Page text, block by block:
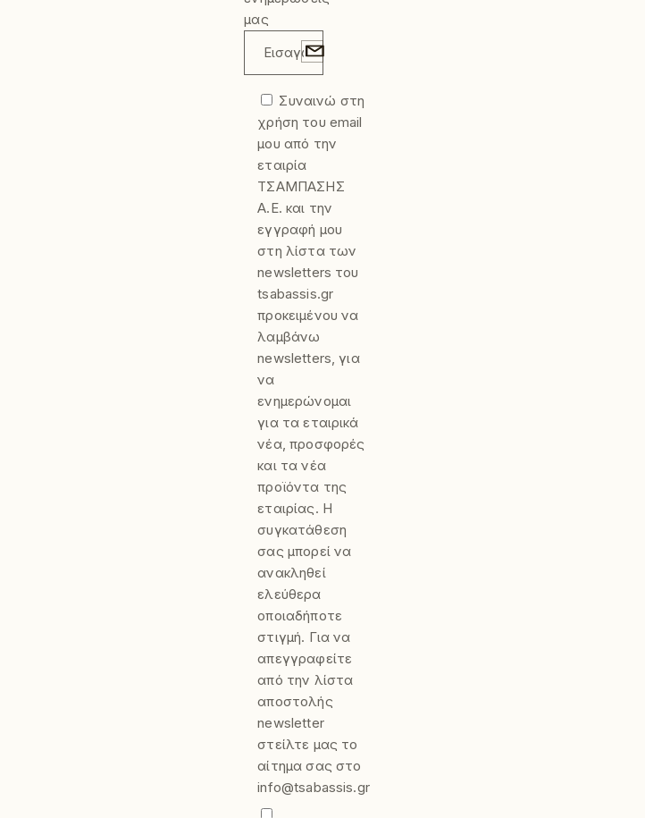
μας
Συναινώ στη
χρήση του email
μου από την
εταιρία
ΤΣΑΜΠΑΣΗΣ
Α.Ε. και την
εγγραφή μου
στη λίστα των
newsletters του
tsabassis.gr
προκειμένου να
λαμβάνω
newsletters, για
να
ενημερώνομαι
για τα εταιρικά
νέα, προσφορές
και τα νέα
προϊόντα της
εταιρίας. Η
συγκατάθεση
σας μπορεί να
ανακληθεί
ελεύθερα
οποιαδήποτε
στιγμή. Για να
απεγγραφείτε
από την λίστα
αποστολής
newsletter
στείλτε μας το
αίτημα σας στο
info@tsabassis.gr